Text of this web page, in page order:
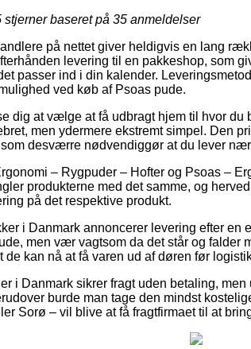
stjerner baseret på 35 anmeldelser
på nettet giver heldigvis en lang
levering til en pakkeshop, som
passer ind i din kalender.
ved køb af Psoas pude.
dig at vælge at få udbragt hjem til hvor
men ydermere ekstremt simpel. Den
desværre nødvendiggør at du lever
– Rygpuder – Hofter og Psoas –
produkterne med det samme, og
på det respektive produkt.
i Danmark annoncerer levering efter en
men vær vagtsom da det står og falder
kan nå at få varen ud af døren før
i Danmark sikrer fragt uden betaling,
burde man tage den mindst
Sorø – vil blive at få fragtfirmaet til at